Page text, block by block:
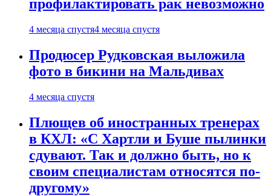
профилактировать рак невозможно
4 месяца спустя4 месяца спустя
Продюсер Рудковская выложила
фото в бикини на Мальдивах
4 месяца спустя
Плющев об иностранных тренерах
в КХЛ: «С Хартли и Буше пылинки
сдувают. Так и должно быть, но к
своим специалистам относятся по-
другому»